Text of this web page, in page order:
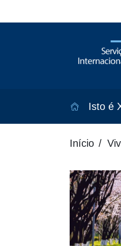
Isto é
Início